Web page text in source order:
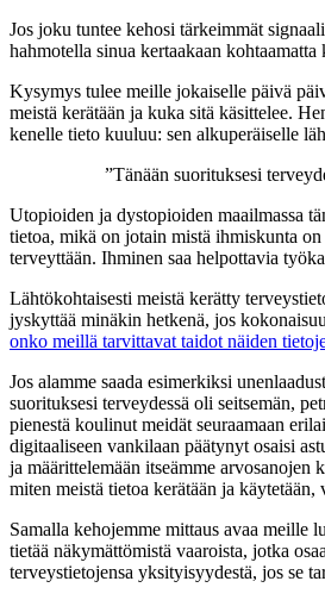
Jos joku tuntee kehosi tärkeimmät
hahmotella sinua kertaakaan
Kysymys tulee meille jokaiselle päivä
meistä kerätään ja kuka sitä käsittelee.
kenelle tieto kuuluu: sen alkuperäiselle
”Tänään suorituksesi
Utopioiden ja dystopioiden maailmassa
tietoa, mikä on jotain mistä ihmiskunta
terveyttään. Ihminen saa helpottavia
Lähtökohtaisesti meistä kerätty
jyskyttää minäkin hetkenä, jos
onko meillä tarvittavat taidot näiden
Jos alamme saada esimerkiksi
suorituksesi terveydessä oli seitsemän,
pienestä koulinut meidät seuraamaan
digitaaliseen vankilaan päätynyt osaisi
ja määrittelemään itseämme arvosanojen
miten meistä tietoa kerätään ja
Samalla kehojemme mittaus avaa meille
tietää näkymättömistä vaaroista, jotka
terveystietojensa yksityisyydestä, jos se